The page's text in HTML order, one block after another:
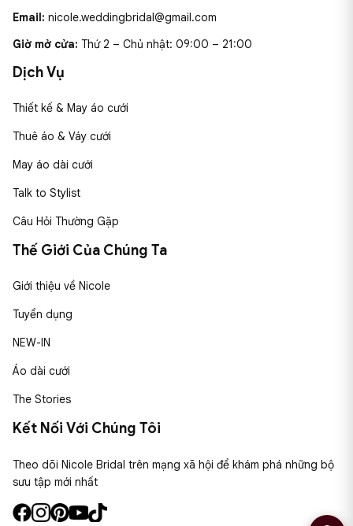
Email: nicole.weddingbridal@gmail.com
Giờ mở cửa: Thứ 2 – Chủ nhật: 09:00 – 21:00
Dịch Vụ
Thiết kế & May áo cưới
Thuê áo & Váy cưới
May áo dài cưới
Talk to Stylist
Câu Hỏi Thường Gặp
Thế Giới Của Chúng Ta
Giới thiệu về Nicole
Tuyển dụng
NEW-IN
Áo dài cưới
The Stories
Kết Nối Với Chúng Tôi
Theo dõi Nicole Bridal trên mạng xã hội để khám phá những bộ
sưu tập mới nhất